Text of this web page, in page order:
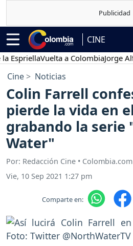
CINE
Vuelta a ColombiaJorge Alfredo
Cine Noticias
Colin Farrell
pierde la vida en
grabando la serie
Water"
Por: Redacción Cine • Colombia.com
Vie, 10 Sep 2021 1:27 pm
Comparte en: